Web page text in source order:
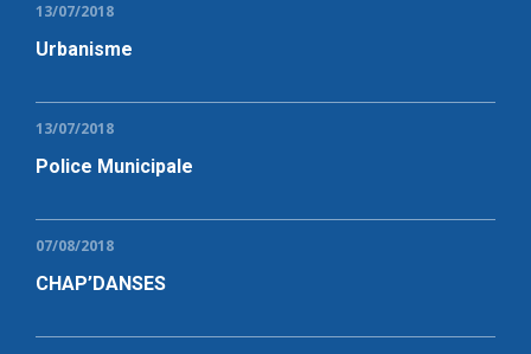
13/07/2018
Urbanisme
13/07/2018
Police Municipale
07/08/2018
CHAP’DANSES